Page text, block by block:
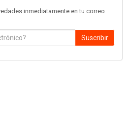
inmediatamente en tu correo
Suscribir